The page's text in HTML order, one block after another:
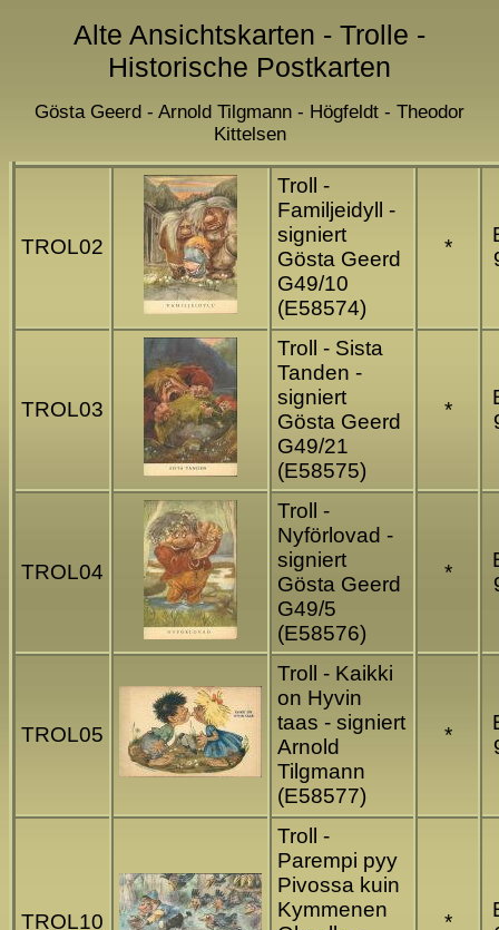
Alte Ansichtskarten - Trolle -
Historische Postkarten
Gösta Geerd - Arnold Tilgmann - Högfeldt - Theodor
Kittelsen
TROL02
Troll -
Familjeidyll -
signiert
Gösta Geerd
G49/10
(E58574)
*
TROL03
Troll - Sista
Tanden -
signiert
Gösta Geerd
G49/21
(E58575)
*
TROL04
Troll -
Nyförlovad -
signiert
Gösta Geerd
G49/5
(E58576)
*
TROL05
Troll - Kaikki
on Hyvin
taas - signiert
Arnold
Tilgmann
(E58577)
*
TROL10
Troll -
Parempi pyy
Pivossa kuin
Kymmenen
*